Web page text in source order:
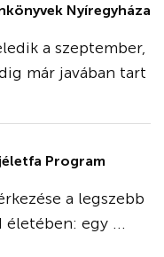
Nyíregyháza
a szeptember,
már javában tart
Program
a legszebb
életében: egy ...